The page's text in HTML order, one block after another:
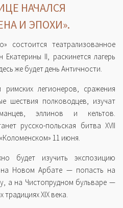
НАЧАЛСЯ
И ЭПОХИ».
состоится театрализованное
Екатерины II, раскинется лагерь
же будет день Античности.
римских легионеров, сражения
шествия полководцев, изучат
эллинов и кельтов.
русско-польская битва XVII
11 июня.
будет изучить экспозицию
Новом Арбате — попасть на
а на Чистопрудном бульваре —
XIX века.